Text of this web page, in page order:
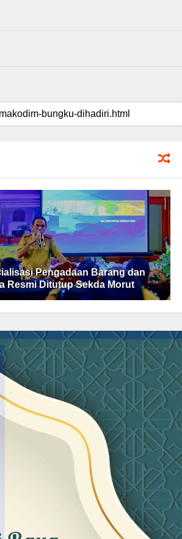
Pengadaan Barang dan
Resmi Ditutup Sekda Morut